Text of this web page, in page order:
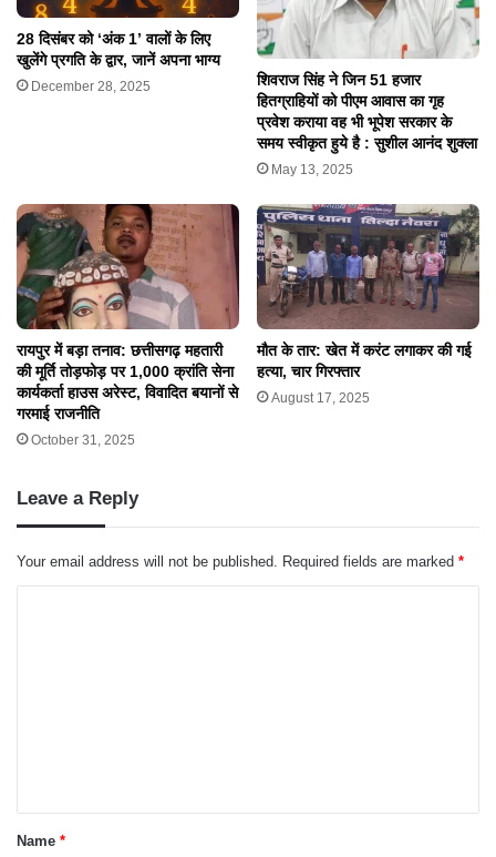
28 दिसंबर को ‘अंक 1’ वालों के लिए
खुलेंगे प्रगति के द्वार, जानें अपना भाग्य
December 28, 2025
शिवराज सिंह ने जिन 51 हजार
हितग्राहियों को पीएम आवास का गृह
प्रवेश कराया वह भी भूपेश सरकार के
समय स्वीकृत हुये है : सुशील आनंद शुक्ला
May 13, 2025
रायपुर में बड़ा तनाव: छत्तीसगढ़ महतारी
की मूर्ति तोड़फोड़ पर 1,000 क्रांति सेना
कार्यकर्ता हाउस अरेस्ट, विवादित बयानों से
गरमाई राजनीति
October 31, 2025
मौत के तार: खेत में करंट लगाकर की गई
हत्या, चार गिरफ्तार
August 17, 2025
Leave a Reply
Your email address will not be published. Required fields are marked *
*Name *